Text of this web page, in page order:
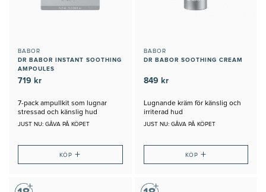
BABOR
DR BABOR INSTANT SOOTHING
AMPOULES
719 kr
7-pack ampullkit som lugnar
stressad och känslig hud
JUST NU: GÅVA PÅ KÖPET
KÖP+
BABOR
DR BABOR SOOTHING CREAM
849 kr
Lugnande kräm för känslig och
irriterad hud
JUST NU: GÅVA PÅ KÖPET
KÖP +